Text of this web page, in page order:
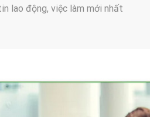
lao động, việc làm mới nhất